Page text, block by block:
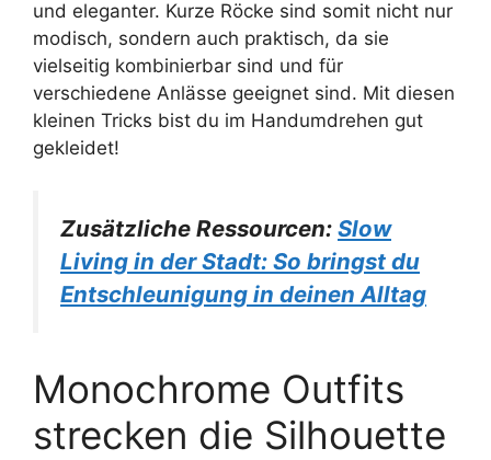
und eleganter. Kurze Röcke sind somit nicht nur
modisch, sondern auch praktisch, da sie
vielseitig kombinierbar sind und für
verschiedene Anlässe geeignet sind. Mit diesen
kleinen Tricks bist du im Handumdrehen gut
gekleidet!
Zusätzliche Ressourcen: Slow
Living in der Stadt: So bringst du
Entschleunigung in deinen Alltag
Monochrome Outfits
strecken die Silhouette